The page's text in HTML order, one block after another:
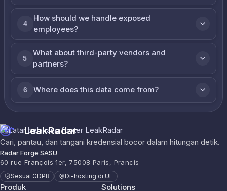
4
How should we handle exposed
employees?
5
What about third-party vendors and
partners?
6 Where does this data come from?
LeakRadar
Cari, pantau, dan tangani kredensial bocor dalam hitungan detik.
Radar Forge SASU
60 rue François 1er, 75008 Paris, Prancis
Sesuai GDPR Di-hosting di UE
Produk Solutions